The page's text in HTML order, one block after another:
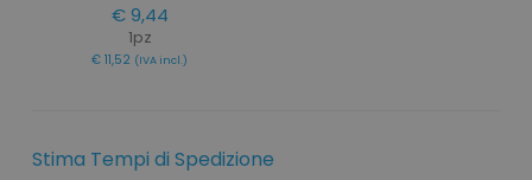
€ 9,44
1pz
€ 11,52 (IVA incl.)
Stima Tempi di Spedizione